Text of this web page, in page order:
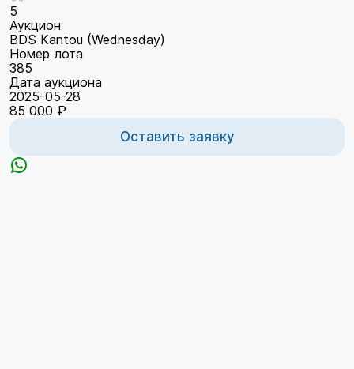
5
Аукцион
BDS Kantou (Wednesday)
Номер лота
385
Дата аукциона
2025-05-28
85 000 ₽
Оставить заявку